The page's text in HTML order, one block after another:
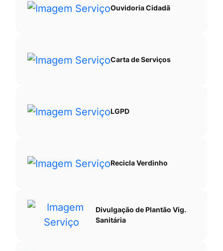
Ouvidoria Cidadã
Carta de Serviços
LGPD
Recicla Verdinho
Divulgação de Plantão Vig.
Sanitária